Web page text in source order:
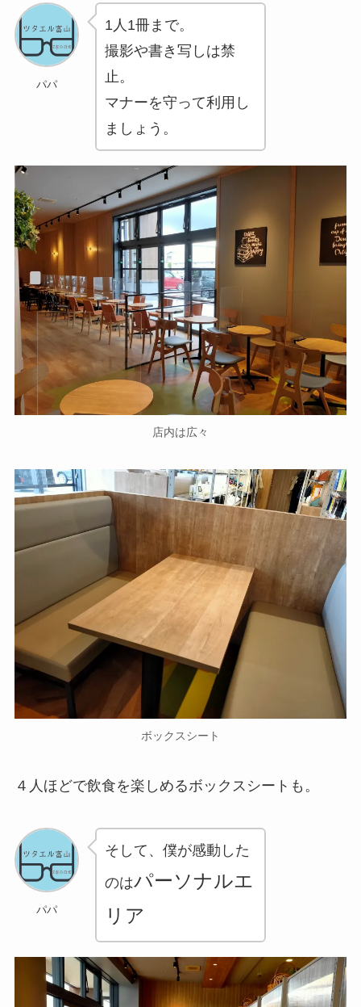
パパ
1人1冊まで。
撮影や書き写しは禁
止。
マナーを守って利用し
ましょう。
店内は広々
ボックスシート
４人ほどで飲食を楽しめるボックスシートも。
パパ
そして、僕が感動した
のはパーソナルエ
リア